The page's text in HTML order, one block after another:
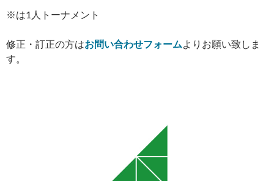
※は1人トーナメント
修正・訂正の方はお問い合わせフォーム よりお願い致しま
す。